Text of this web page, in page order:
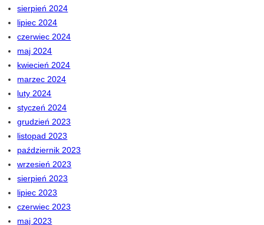
sierpień 2024
lipiec 2024
czerwiec 2024
maj 2024
kwiecień 2024
marzec 2024
luty 2024
styczeń 2024
grudzień 2023
listopad 2023
październik 2023
wrzesień 2023
sierpień 2023
lipiec 2023
czerwiec 2023
maj 2023